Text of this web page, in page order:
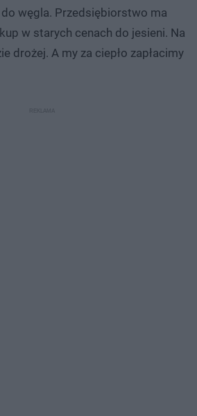
węgla. Przedsiębiorstwo ma
w starych cenach do jesieni. Na
drożej. A my za ciepło zapłacimy